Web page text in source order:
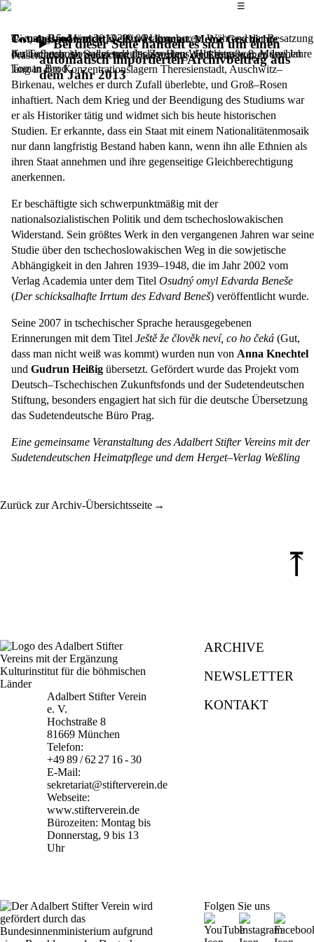
Das
☰
Bei dieser Seite handelt es sich um einen
automatisch importierten Archivbeitrag aus
dem Jahr 2013
Gut, dass man nicht weiß was kommt. Meine Geschichte
Präsentation der deutschen Übersetzung der Erinnerungen von
Toman Brod
Toman Brodwurde 1929 in Prag geboren. Während der Besatzung
der Tschechoslowakei und des Zweiten Weltkriegs war er drei Jahre
lang in den Konzentrationslagern Theresienstadt, Auschwitz–
Birkenau, welches er durch Zufall überlebte, und Groß–Rosen
inhaftiert. Nach dem Krieg und der Beendigung des Studiums war
er als Historiker tätig und widmet sich bis heute historischen
Studien. Er erkannte, dass ein Staat mit einem Nationalitätenmosaik
nur dann langfristig Bestand haben kann, wenn ihn alle Ethnien als
ihren Staat annehmen und ihre gegenseitige Gleichberechtigung
anerkennen.
Er beschäftigte sich schwerpunktmäßig mit der
nationalsozialistischen Politik und dem tschechoslowakischen
Widerstand. Sein größtes Werk in den vergangenen Jahren war seine
Studie über den tschechoslowakischen Weg in die sowjetische
Abhängigkeit in den Jahren 1939–1948, die im Jahr 2002 vom
Verlag Academia unter dem Titel Osudný omyl Edvarda Beneše
(Der schicksalhafte Irrtum des Edvard Beneš) veröffentlicht wurde.
Seine 2007 in tschechischer Sprache herausgegebenen
Erinnerungen mit dem Titel Ještě že člověk neví, co ho čeká (Gut,
dass man nicht weiß was kommt) wurden nun von Anna Knechtel
und Gudrun Heißig übersetzt. Gefördert wurde das Projekt vom
Deutsch–Tschechischen Zukunftsfonds und der Sudetendeutschen
Stiftung, besonders engagiert hat sich für die deutsche Übersetzung
das Sudetendeutsche Büro Prag.
Eine gemeinsame Veranstaltung des Adalbert Stifter Vereins mit der
Sudetendeutschen Heimatpflege und dem Herget–Verlag Weßling
Dienstag, 5. März 2013,19.00 Uhr
Kulturforum im Sudetendeutschen Haus, Hochstraße 8, München
Zurück zur Archiv-Übersichtsseite
⤒
Adalbert Stifter Verein
e. V.
Hochstraße 8
81669 München
Telefon:
+49 89 / 62 27 16 - 30
E-Mail:
sekretariat@stifterverein.de
Webseite:
www.stifterverein.de
Bürozeiten: Montag bis
Donnerstag, 9 bis 13
Uhr
ARCHIVE
NEWSLETTER
KONTAKT
Folgen Sie uns